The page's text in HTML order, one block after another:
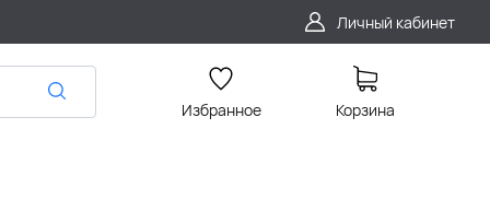
Личный кабинет
Избранное Корзина